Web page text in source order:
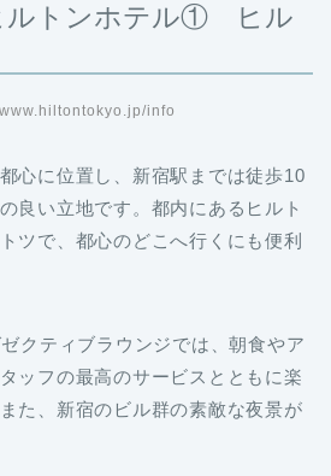
ルトンホテル① ヒル
info
心に位置し、新宿駅までは徒歩10
良い立地です。都内にあるヒルト
ツで、都心のどこへ行くにも便利
クティブラウンジでは、朝食やア
ッフの最高のサービスとともに楽
た、新宿のビル群の素敵な夜景が